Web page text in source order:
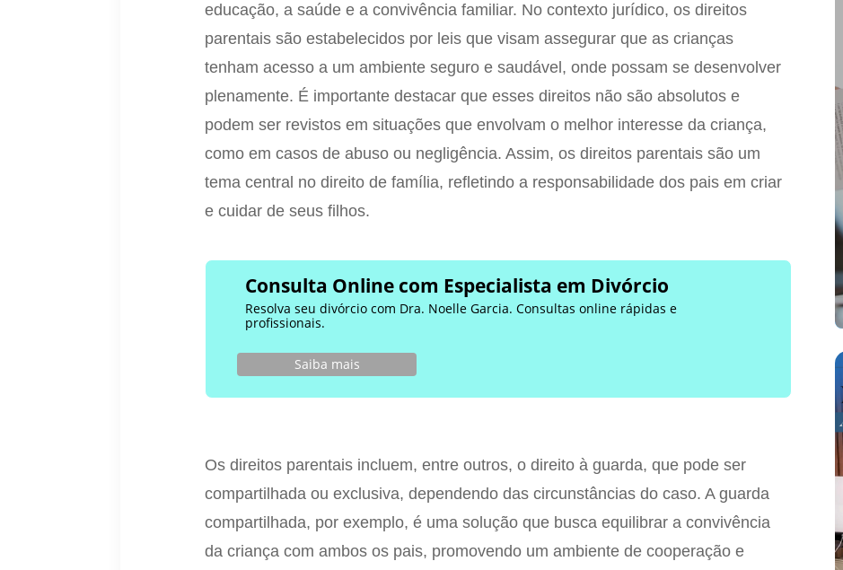
educação, a saúde e a convivência familiar. No contexto jurídico, os direitos
parentais são estabelecidos por leis que visam assegurar que as crianças
tenham acesso a um ambiente seguro e saudável, onde possam se desenvolver
plenamente. É importante destacar que esses direitos não são absolutos e
podem ser revistos em situações que envolvam o melhor interesse da criança,
como em casos de abuso ou negligência. Assim, os direitos parentais são um
tema central no direito de família, refletindo a responsabilidade dos pais em criar
e cuidar de seus filhos.
Consulta Online com Especialista em Divórcio
Resolva seu divórcio com Dra. Noelle Garcia. Consultas online rápidas e
profissionais.
Saiba mais
Os direitos parentais incluem, entre outros, o direito à guarda, que pode ser
compartilhada ou exclusiva, dependendo das circunstâncias do caso. A guarda
compartilhada, por exemplo, é uma solução que busca equilibrar a convivência
da criança com ambos os pais, promovendo um ambiente de cooperação e